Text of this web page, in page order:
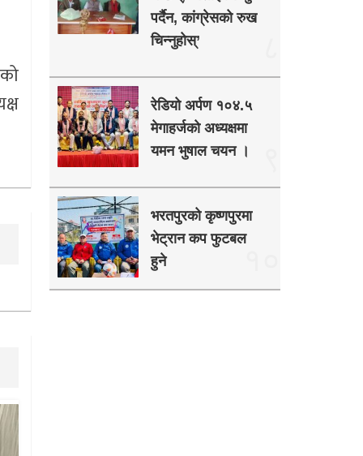
पर्दैन, कांग्रेसको रुख
चिन्नुहोस्’
रेडियो अर्पण १०४.५
मेगाहर्जको अध्यक्षमा
यमन भुषाल चयन ।
भरतपुरको कृष्णपुरमा
भेट्रान कप फुटबल
हुने